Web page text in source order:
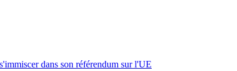
dans son référendum sur l'UE